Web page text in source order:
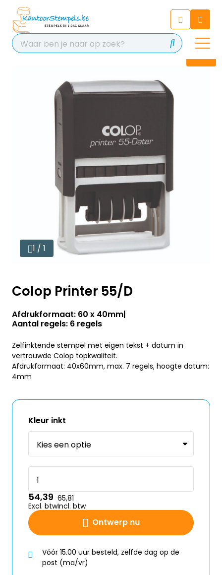
Chat 24/7 met onze chatbot
voor hulp
Contact
1 / 1
Colop Printer 55/D
Afdrukformaat: 60 x 40mm
Aantal regels: 6 regels
Zelfinktende stempel met eigen tekst + datum in
vertrouwde Colop topkwaliteit.
Afdrukformaat: 40x60mm, max. 7 regels, hoogte datum:
4mm
Kleur inkt
Ontwerp nu
54,39
Excl. btw
65,81
Incl. btw
Vóór 15.00 uur besteld, zelfde dag op de
post (ma/vr)